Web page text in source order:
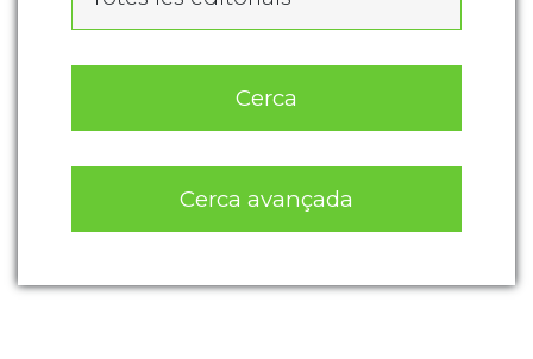
Cerca
Cerca avançada